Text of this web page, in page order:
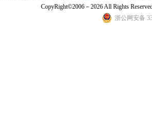
CopyRight©2006－2026 All Rights
浙公网安备